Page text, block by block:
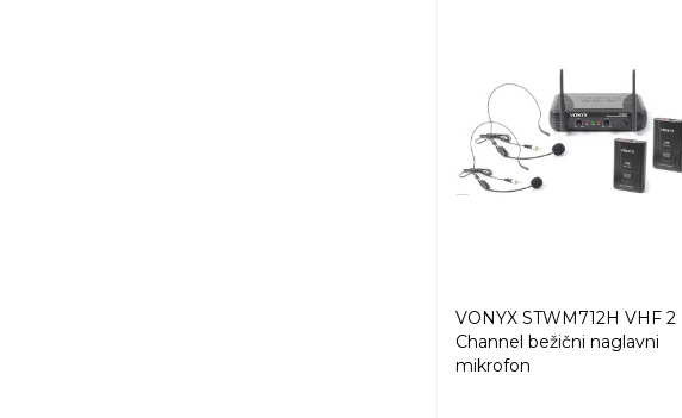
VONYX STWM712H VHF 2
Channel bežični naglavni
mikrofon